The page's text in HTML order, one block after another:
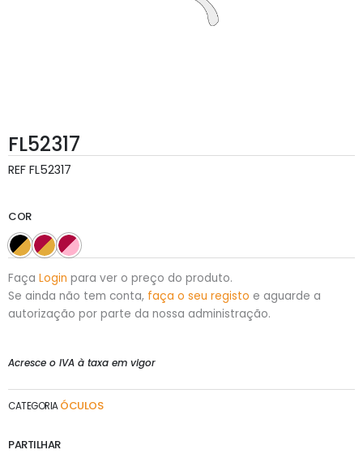
FL52317
REF FL52317
COR
Faça Login para ver o preço do produto.
Se ainda não tem conta, faça o seu registo e aguarde a
autorização por parte da nossa administração.
Acresce o IVA à taxa em vigor
CATEGORIA ÓCULOS
PARTILHAR